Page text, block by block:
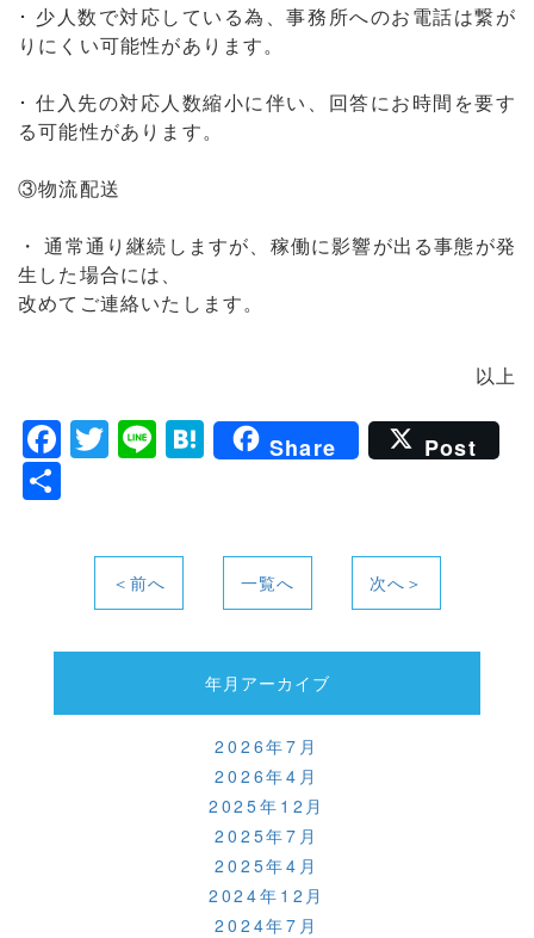
･ 少人数で対応している為、事務所へのお電話は繋が
りにくい可能性があります。
･ 仕入先の対応人数縮小に伴い、回答にお時間を要す
る可能性があります。
③物流配送
・ 通常通り継続しますが、稼働に影響が出る事態が発
生した場合には、
改めてご連絡いたします。
以上
F
a
o
k
T
w
er
Li
n
H
at
n
Share Post
＜前へ 一覧へ 次へ＞
年月アーカイブ
2026年7月
2026年4月
2025年12月
2025年7月
2025年4月
2024年12月
2024年7月